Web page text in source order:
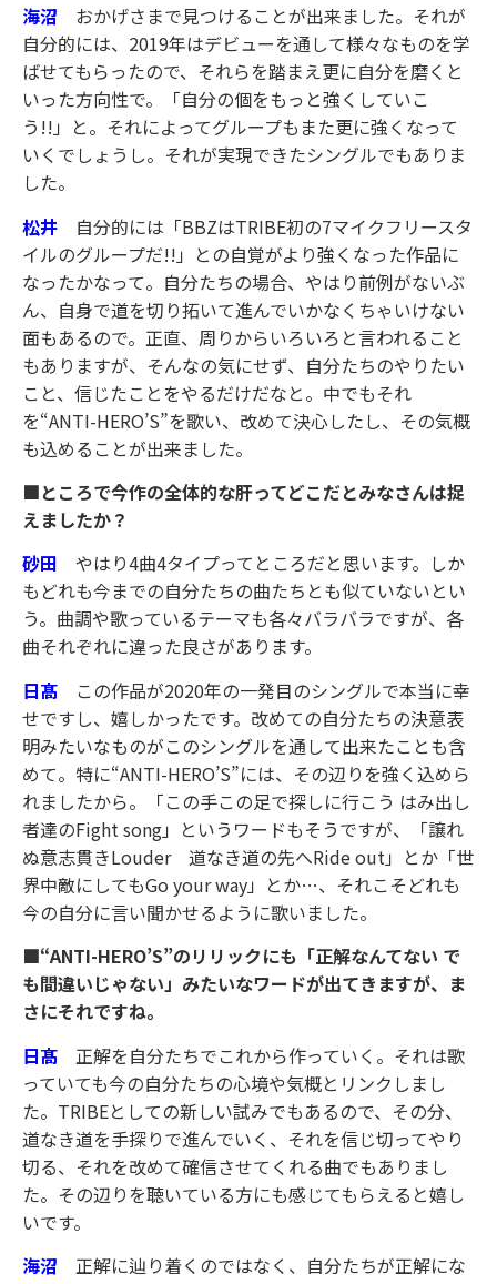
海沼 おかげさまで見つけることが出来ました。それが
自分的には、2019年はデビューを通して様々なものを学
ばせてもらったので、それらを踏まえ更に自分を磨くと
いった方向性で。「自分の個をもっと強くしていこ
う!!」と。それによってグループもまた更に強くなって
いくでしょうし。それが実現できたシングルでもありま
した。
松井 自分的には「BBZはTRIBE初の7マイクフリースタ
イルのグループだ!!」との自覚がより強くなった作品に
なったかなって。自分たちの場合、やはり前例がないぶ
ん、自身で道を切り拓いて進んでいかなくちゃいけない
面もあるので。正直、周りからいろいろと言われること
もありますが、そんなの気にせず、自分たちのやりたい
こと、信じたことをやるだけだなと。中でもそれ
を“ANTI-HERO’S”を歌い、改めて決心したし、その気概
も込めることが出来ました。
■ところで今作の全体的な肝ってどこだとみなさんは捉
えましたか？
砂田 やはり4曲4タイプってところだと思います。しか
もどれも今までの自分たちの曲たちとも似ていないとい
う。曲調や歌っているテーマも各々バラバラですが、各
曲それぞれに違った良さがあります。
日髙 この作品が2020年の一発目のシングルで本当に幸
せですし、嬉しかったです。改めての自分たちの決意表
明みたいなものがこのシングルを通して出来たことも含
めて。特に“ANTI-HERO’S”には、その辺りを強く込めら
れましたから。「この手この足で探しに行こう はみ出し
者達のFight song」というワードもそうですが、「譲れ
ぬ意志貫きLouder 道なき道の先へRide out」とか「世
界中敵にしてもGo your way」とか…、それこそどれも
今の自分に言い聞かせるように歌いました。
■“ANTI-HERO’S”のリリックにも「正解なんてない で
も間違いじゃない」みたいなワードが出てきますが、ま
さにそれですね。
日髙 正解を自分たちでこれから作っていく。それは歌
っていても今の自分たちの心境や気概とリンクしまし
た。TRIBEとしての新しい試みでもあるので、その分、
道なき道を手探りで進んでいく、それを信じ切ってやり
切る、それを改めて確信させてくれる曲でもありまし
た。その辺りを聴いている方にも感じてもらえると嬉し
いです。
海沼 正解に辿り着くのではなく、自分たちが正解にな